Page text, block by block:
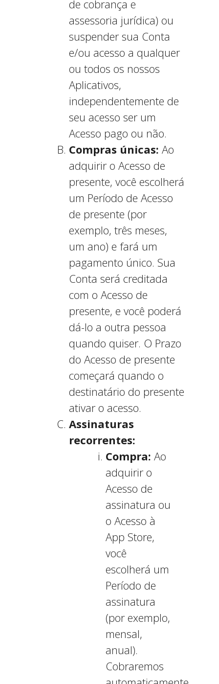
de cobrança e
assessoria jurídica) ou
suspender sua Conta
e/ou acesso a qualquer
ou todos os nossos
Aplicativos,
independentemente de
seu acesso ser um
Acesso pago ou não.
Compras únicas: Ao
adquirir o Acesso de
presente, você escolherá
um Período de Acesso
de presente (por
exemplo, três meses,
um ano) e fará um
pagamento único. Sua
Conta será creditada
com o Acesso de
presente, e você poderá
dá-lo a outra pessoa
quando quiser. O Prazo
do Acesso de presente
começará quando o
destinatário do presente
ativar o acesso.
Assinaturas
recorrentes:
Compra: Ao
adquirir o
Acesso de
assinatura ou
o Acesso à
App Store,
você
escolherá um
Período de
assinatura
(por exemplo,
mensal,
anual).
Cobraremos